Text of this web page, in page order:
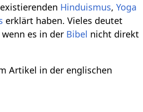
Hinduismus,Yoga
erklärt haben. Vieles deutet
es in der Bibel nicht direkt
Artikel in der englischen